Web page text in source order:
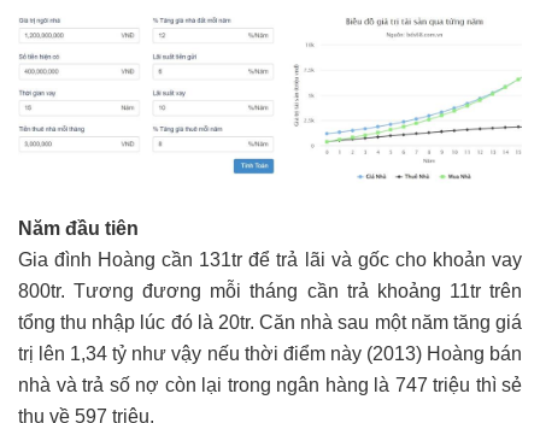
Năm đầu tiên
Gia đình Hoàng cần 131tr để trả lãi và gốc cho khoản vay
800tr. Tương đương mỗi tháng cần trả khoảng 11tr trên
tổng thu nhập lúc đó là 20tr. Căn nhà sau một năm tăng giá
trị lên 1,34 tỷ như vậy nếu thời điểm này (2013) Hoàng bán
nhà và trả số nợ còn lại trong ngân hàng là 747 triệu thì sẻ
thu về 597 triệu.